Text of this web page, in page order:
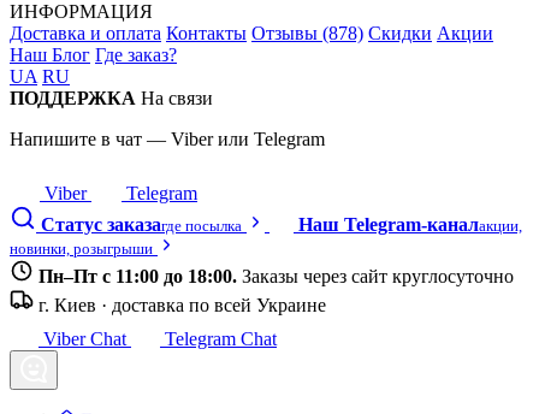
ИНФОРМАЦИЯ
Доставка и оплата Контакты Отзывы (878) Скидки Акции
Наш Блог Где заказ?
UA RU
ПОДДЕРЖКА На связи
Напишите в чат — Viber или Telegram
Viber
Telegram
Статус заказагде посылка Наш Telegram-каналакции,
новинки, розыгрыши
Пн–Пт с 11:00 до 18:00. Заказы через сайт круглосуточно
г. Киев · доставка по всей Украине
Viber Chat
Telegram Chat